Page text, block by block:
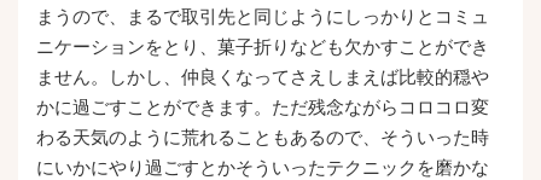
まうので、まるで取引先と同じようにしっかりとコミュ
ニケーションをとり、菓子折りなども欠かすことができ
ません。しかし、仲良くなってさえしまえば比較的穏や
かに過ごすことができます。ただ残念ながらコロコロ変
わる天気のように荒れることもあるので、そういった時
にいかにやり過ごすとかそういったテクニックを磨かな